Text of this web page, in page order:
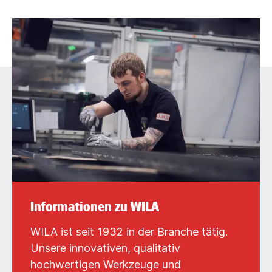
Informationen zu WILA
WILA ist seit 1932 in der Branche tätig.
Unsere innovativen, qualitativ
hochwertigen Werkzeuge und